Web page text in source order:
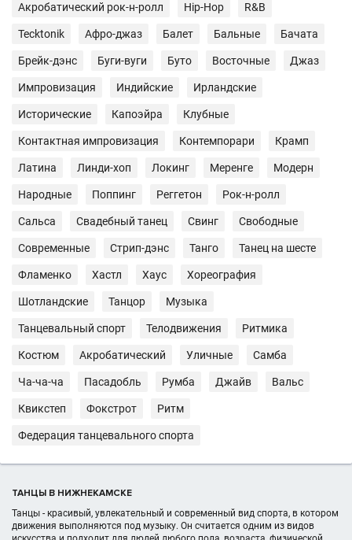
Акробатический рок-н-ролл Hip-Hop R&B
Tecktonik Афро-джаз Балет Бальные Бачата
Брейк-дэнс Буги-вуги Буто Восточные Джаз
Импровизация Индийские Ирландские
Исторические Капоэйра Клубные
Контактная импровизация Контемпорари Крамп
Латина Линди-хоп Локинг Меренге Модерн
Народные Поппинг Реггетон Рок-н-ролл
Сальса Свадебный танец Свинг Свободные
Современные Стрип-дэнс Танго Танец на шесте
Фламенко Хастл Хаус Хореография
Шотландские Танцор Музыка
Танцевальный спорт Телодвижения Ритмика
Костюм Акробатический Уличные Самба
Ча-ча-ча Пасадобль Румба Джайв Вальс
Квикстеп Фокстрот Ритм
Федерация танцевального спорта
ТАНЦЫ В НИЖНЕКАМСКЕ
Танцы - красивый, увлекательный и современный вид спорта, в котором
движения выполняются под музыку. Он считается одним из видов